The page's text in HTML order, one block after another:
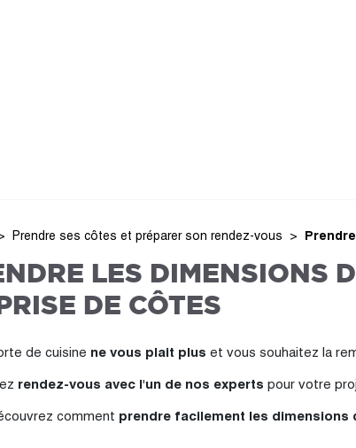
Prendre ses côtes et préparer son rendez-vous
LES DIMENSIONS
DE CÔTES
de cuisine ne vous plait plus et vous souhaitez la
rendez-vous avec l'un de nos experts pour votre
comment prendre facilement les dimensions